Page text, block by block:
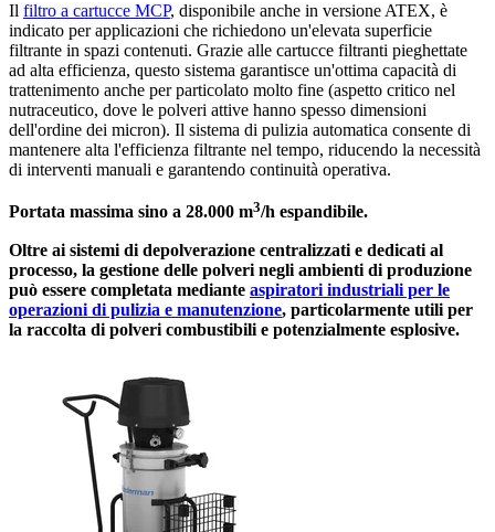
Il filtro a cartucce MCP, disponibile anche in versione ATEX, è
indicato per applicazioni che richiedono un'elevata superficie
filtrante in spazi contenuti. Grazie alle cartucce filtranti pieghettate
ad alta efficienza, questo sistema garantisce un'ottima capacità di
trattenimento anche per particolato molto fine (aspetto critico nel
nutraceutico, dove le polveri attive hanno spesso dimensioni
dell'ordine dei micron). Il sistema di pulizia automatica consente di
mantenere alta l'efficienza filtrante nel tempo, riducendo la necessità
di interventi manuali e garantendo continuità operativa.
Portata massima sino a 28.000 m3/h espandibile.
Oltre ai sistemi di depolverazione centralizzati e dedicati al
processo, la gestione delle polveri negli ambienti di produzione
può essere completata mediante aspiratori industriali per le
operazioni di pulizia e manutenzione, particolarmente utili per
la raccolta di polveri combustibili e potenzialmente esplosive.